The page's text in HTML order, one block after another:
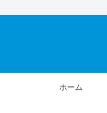
ホーム